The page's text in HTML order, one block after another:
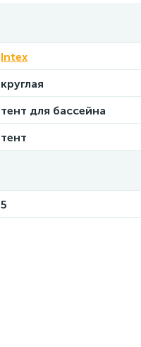
Intex
круглая
тент для бассейна
тент
5